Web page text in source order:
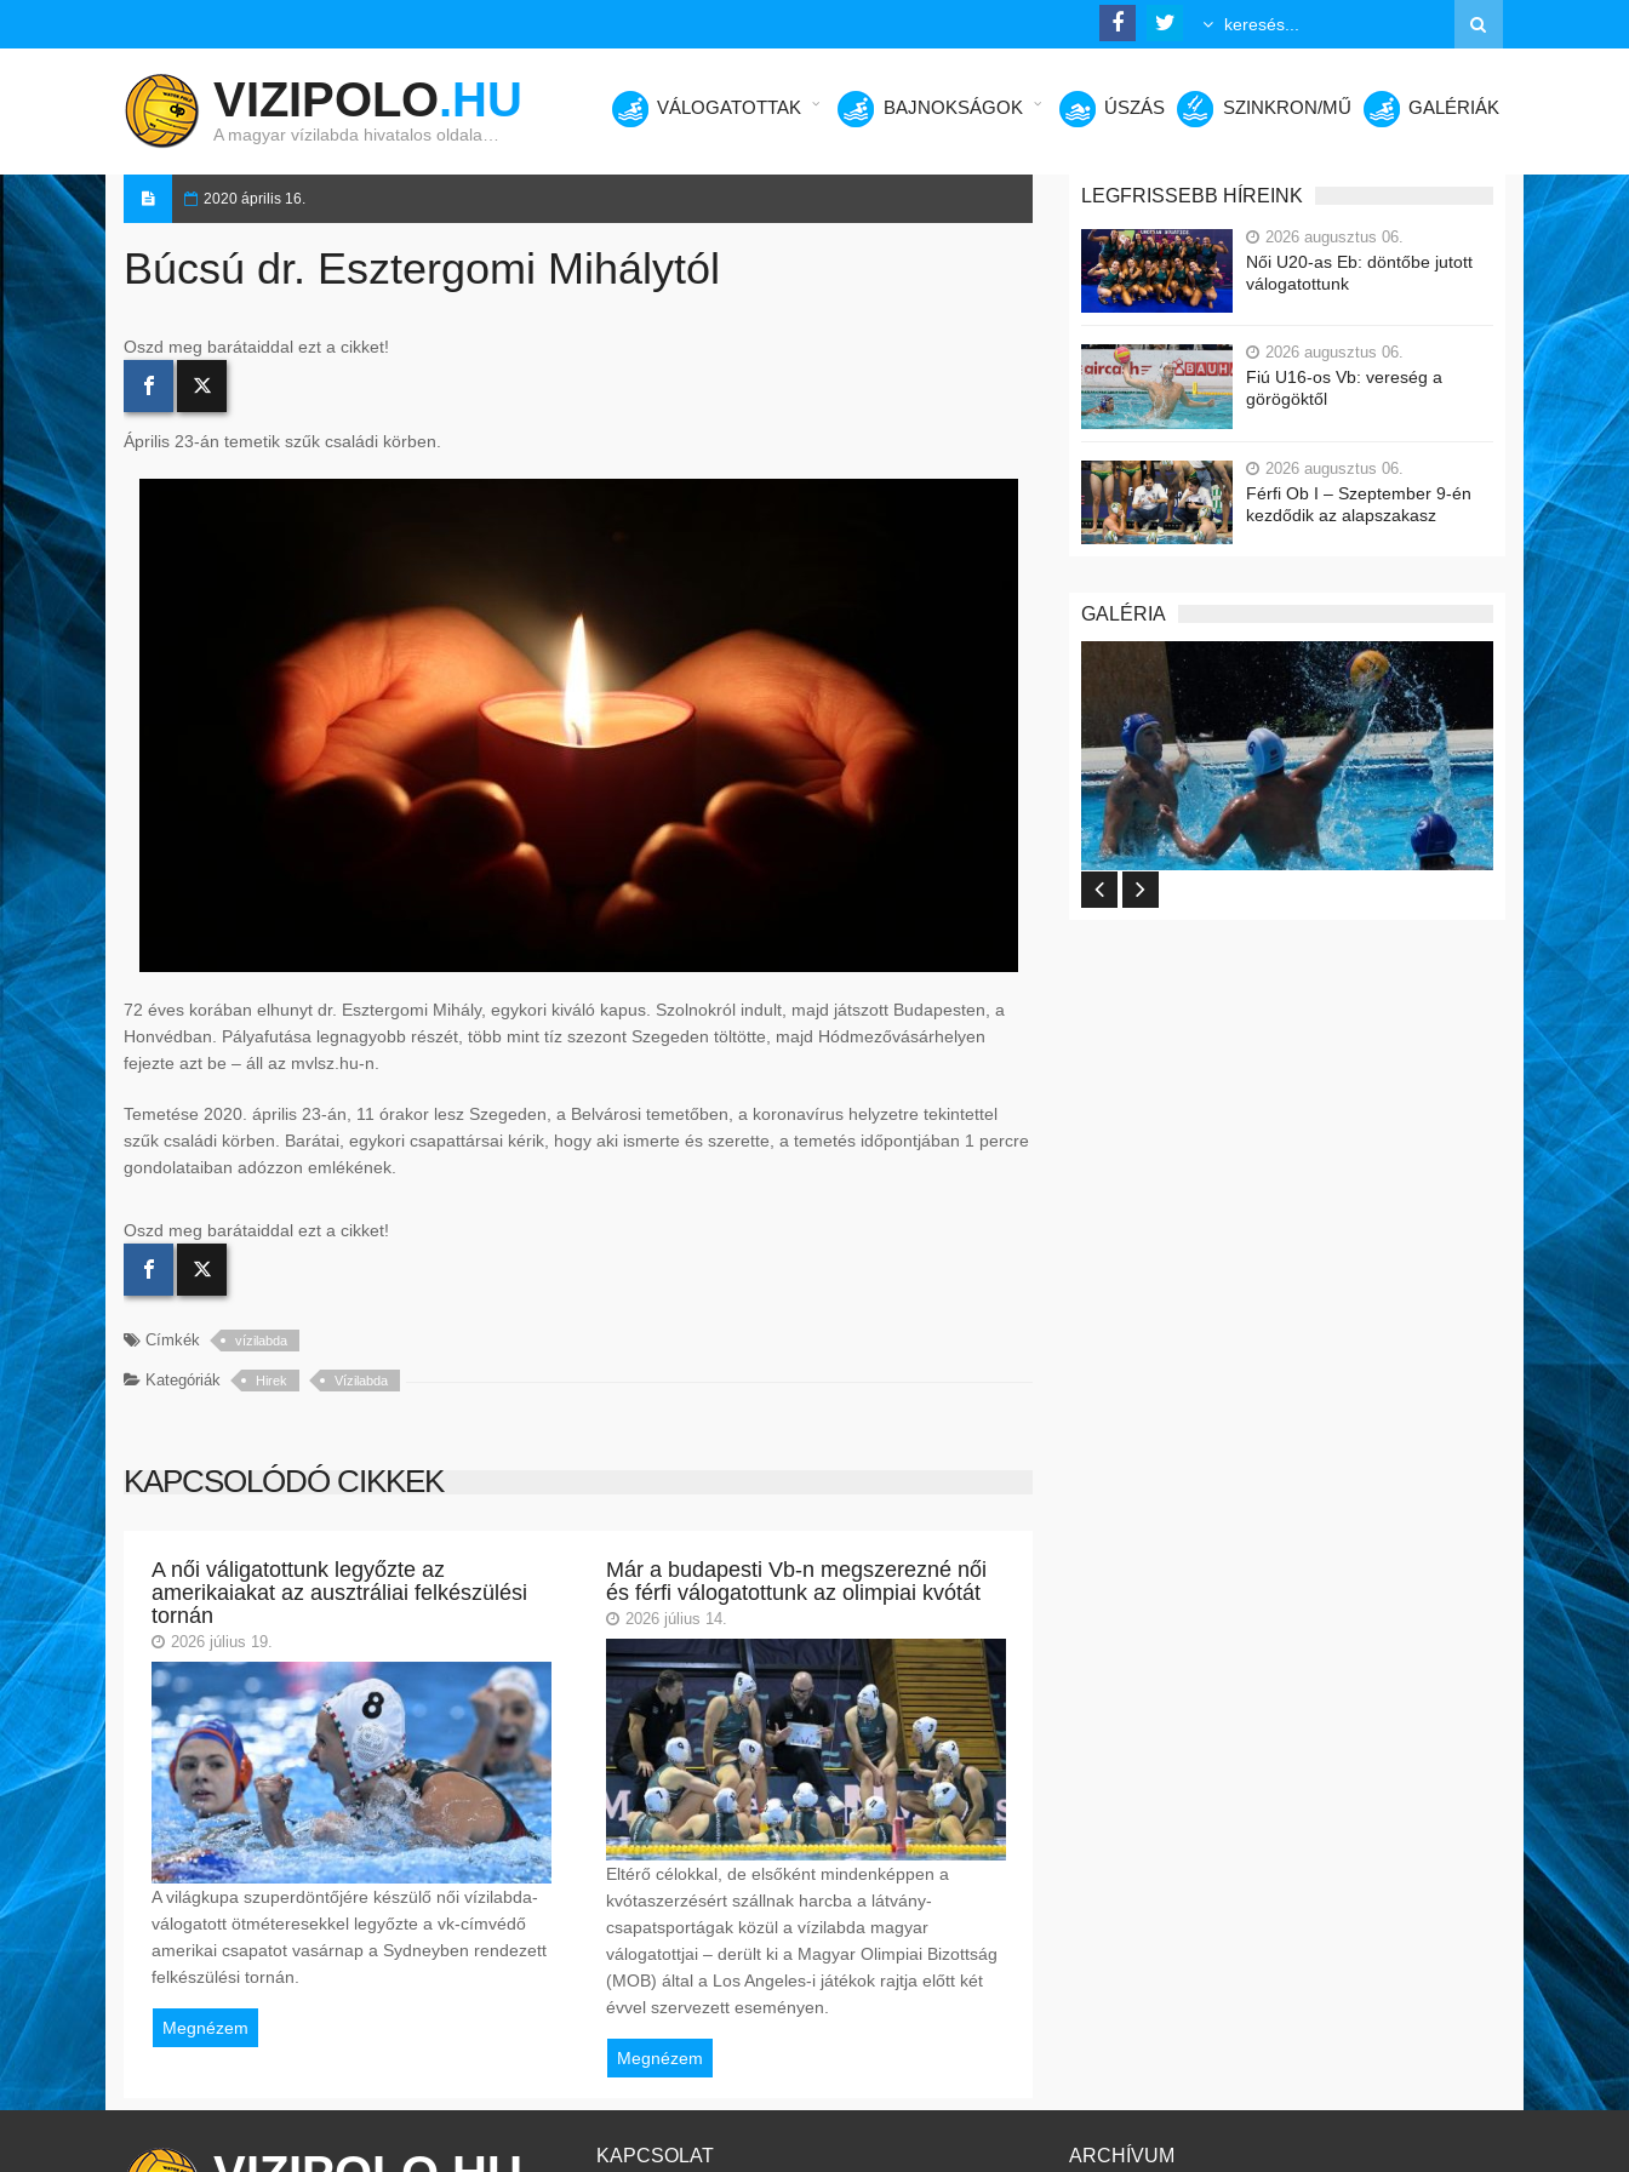
VIZIPOLO.HU
A magyar vízilabda hivatalos oldala…
VÁLOGATOTTAK BAJNOKSÁGOK ÚSZÁS SZINKRON/MŰ GALÉRIÁK
2020 április 16.
Búcsú dr. Esztergomi Mihálytól
Oszd meg barátaiddal ezt a cikket!
Április 23-án temetik szűk családi körben.
72 éves korában elhunyt dr. Esztergomi Mihály, egykori kiváló kapus. Szolnokról indult, majd játszott Budapesten, a
Honvédban. Pályafutása legnagyobb részét, több mint tíz szezont Szegeden töltötte, majd Hódmezővásárhelyen
fejezte azt be – áll az mvlsz.hu-n.
Temetése 2020. április 23-án, 11 órakor lesz Szegeden, a Belvárosi temetőben, a koronavírus helyzetre tekintettel
szűk családi körben. Barátai, egykori csapattársai kérik, hogy aki ismerte és szerette, a temetés időpontjában 1 percre
gondolataiban adózzon emlékének.
Oszd meg barátaiddal ezt a cikket!
Címkék vízilabda
Kategóriák Hirek Vízilabda
KAPCSOLÓDÓ CIKKEK
A női váligatottunk legyőzte az
amerikaiakat az ausztráliai felkészülési
tornán
2026 július 19.
A világkupa szuperdöntőjére készülő női vízilabda-
válogatott ötméteresekkel legyőzte a vk-címvédő
amerikai csapatot vasárnap a Sydneyben rendezett
felkészülési tornán.
Megnézem
Már a budapesti Vb-n megszerezné női
és férfi válogatottunk az olimpiai kvótát
2026 július 14.
Eltérő célokkal, de elsőként mindenképpen a
kvótaszerzésért szállnak harcba a látvány-
csapatsportágak közül a vízilabda magyar
válogatottjai – derült ki a Magyar Olimpiai Bizottság
(MOB) által a Los Angeles-i játékok rajtja előtt két
évvel szervezett eseményen.
Megnézem
LEGFRISSEBB HÍREINK
2026 augusztus 06.
Női U20-as Eb: döntőbe jutott
válogatottunk
2026 augusztus 06.
Fiú U16-os Vb: vereség a
görögöktől
2026 augusztus 06.
Férfi Ob I – Szeptember 9-én
kezdődik az alapszakasz
GALÉRIA
KAPCSOLAT ARCHÍVUM